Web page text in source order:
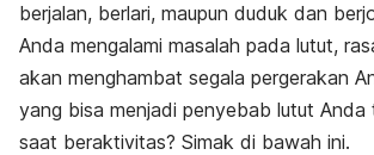
berjalan, berlari, maupun duduk dan
Anda mengalami masalah pada lutut,
akan menghambat segala pergerakan
yang bisa menjadi penyebab lutut Anda
saat beraktivitas? Simak di bawah ini.